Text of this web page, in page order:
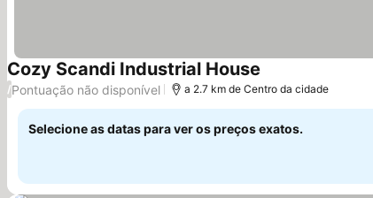
Cozy Scandi Industrial House
/Pontuação não disponível a 2.7 km de Centro da cidade
Selecione as datas para ver os preços exatos.